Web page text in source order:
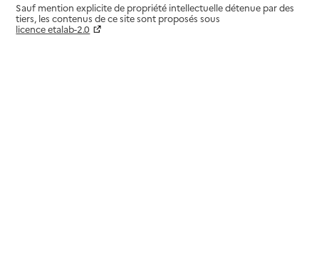
Sauf mention explicite de propriété intellectuelle détenue par des
tiers, les contenus de ce site sont proposés sous
licence etalab-2.0